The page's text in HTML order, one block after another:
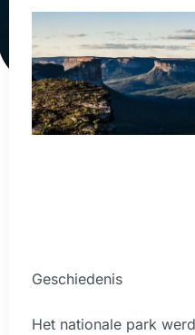
Geschiedenis
Het nationale park